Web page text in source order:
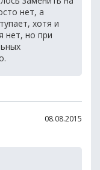
нет, а
хотя и
нет, но при
08.08.2015